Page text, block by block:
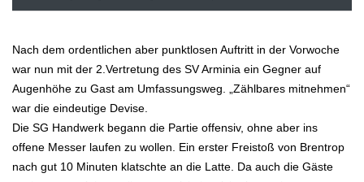
Nach dem ordentlichen aber punktlosen Auftritt in der Vorwoche
war nun mit der 2.Vertretung des SV Arminia ein Gegner auf
Augenhöhe zu Gast am Umfassungsweg. „Zählbares mitnehmen“
war die eindeutige Devise.
Die SG Handwerk begann die Partie offensiv, ohne aber ins
offene Messer laufen zu wollen. Ein erster Freistoß von Brentrop
nach gut 10 Minuten klatschte an die Latte. Da auch die Gäste